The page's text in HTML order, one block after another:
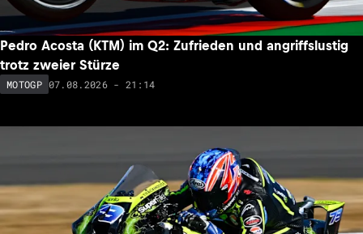
Pedro Acosta (KTM) im Q2: Zufrieden und angriffslustig
trotz zweier Stürze
MOTOGP 07.08.2026 - 21:14